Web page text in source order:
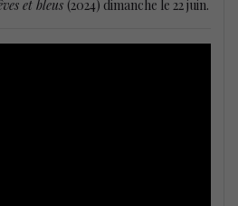
et bleus (2024) dimanche le 22 juin.